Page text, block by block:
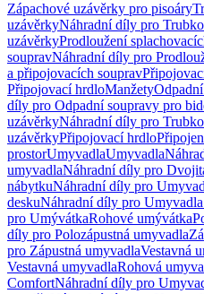
Zápachové uzávěrky pro pisoáry
uzávěrkyNáhradní díly pro
uzávěrkyProdloužení
soupravNáhradní díly pro
a připojovacích souprav
Připojovací hrdloManžety
díly pro Odpadní soupravy pro
uzávěrkyNáhradní díly pro
uzávěrkyPřipojovací hrdlo
prostorUmyvadlaUmyvadla
umyvadlaNáhradní díly pro
nábytkuNáhradní díly pro
deskuNáhradní díly pro Umyvadla
pro UmývátkaRohové umývátka
díly pro Polozápustná umyvadla
pro Zápustná umyvadlaVestavná
Vestavná umyvadlaRohová
ComfortNáhradní díly pro